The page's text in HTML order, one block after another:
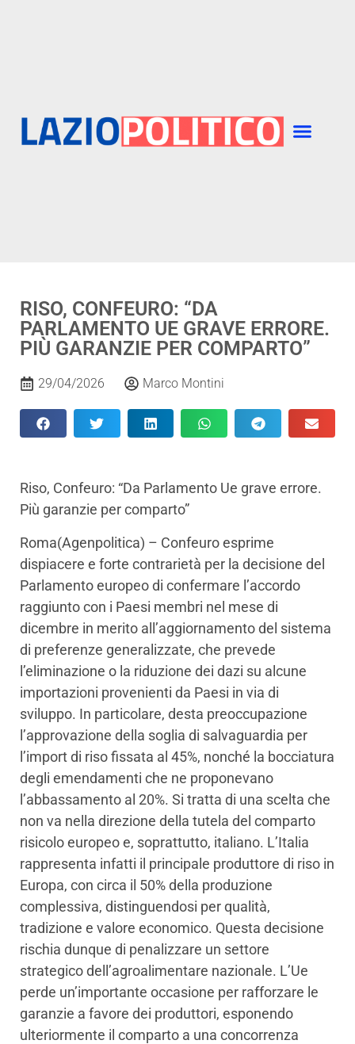
RISO, CONFEURO: “DA
PARLAMENTO UE GRAVE ERRORE.
PIÙ GARANZIE PER COMPARTO”
29/04/2026 Marco Montini
Riso, Confeuro: “Da Parlamento Ue grave errore.
Più garanzie per comparto”
Roma(Agenpolitica) – Confeuro esprime
dispiacere e forte contrarietà per la decisione del
Parlamento europeo di confermare l’accordo
raggiunto con i Paesi membri nel mese di
dicembre in merito all’aggiornamento del sistema
di preferenze generalizzate, che prevede
l’eliminazione o la riduzione dei dazi su alcune
importazioni provenienti da Paesi in via di
sviluppo. In particolare, desta preoccupazione
l’approvazione della soglia di salvaguardia per
l’import di riso fissata al 45%, nonché la bocciatura
degli emendamenti che ne proponevano
l’abbassamento al 20%. Si tratta di una scelta che
non va nella direzione della tutela del comparto
risicolo europeo e, soprattutto, italiano. L’Italia
rappresenta infatti il principale produttore di riso in
Europa, con circa il 50% della produzione
complessiva, distinguendosi per qualità,
tradizione e valore economico. Questa decisione
rischia dunque di penalizzare un settore
strategico dell’agroalimentare nazionale. L’Ue
perde un’importante occasione per rafforzare le
garanzie a favore dei produttori, esponendo
ulteriormente il comparto a una concorrenza